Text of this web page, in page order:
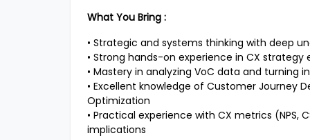
What You Bring :
• Strategic and systems thinking with deep
• Strong hands-on experience in CX
• Mastery in analyzing VoC data and turning
• Excellent knowledge of Customer Journey
Optimization
• Practical experience with CX metrics (NPS,
implications